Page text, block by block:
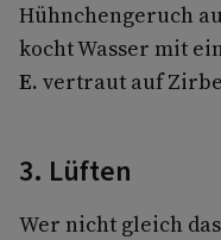
Hühnchengeruch
kocht Wasser mit
E. vertraut auf
3. Lüften
Wer nicht gleich